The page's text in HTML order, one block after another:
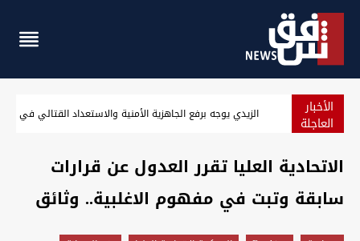
الأخبار
العاجلة الزيدي يوجه برفع الجاهزية الأمنية والاستعداد القتالي في
الاتحادية العليا تقرر العدول عن قرارات
سابقة وتبت في مفهوم الاغلبية.. وثائق